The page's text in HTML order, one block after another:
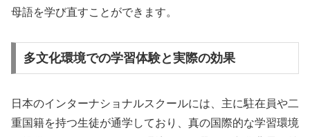
母語を学び直すことができます。
多文化環境での学習体験と実際の効果
日本のインターナショナルスクールには、主に駐在員や二
重国籍を持つ生徒が通学しており、真の国際的な学習環境